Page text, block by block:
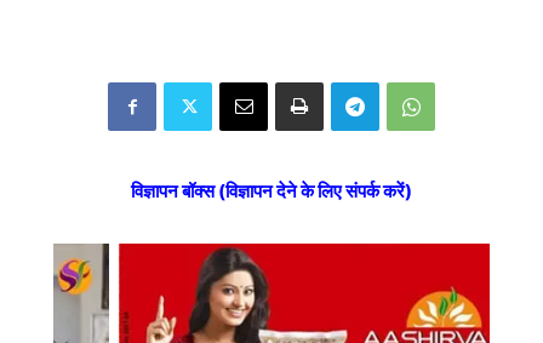
विज्ञापन बॉक्स (विज्ञापन देने के लिए संपर्क करें)